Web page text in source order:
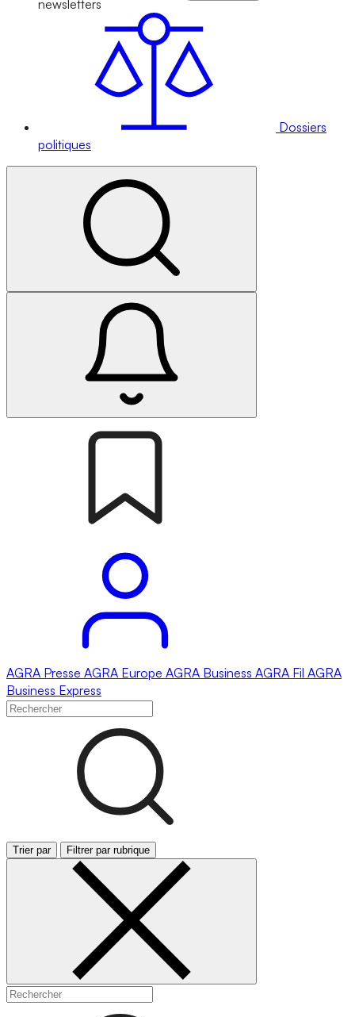
newsletters
Dossiers
politiques
AGRA Presse AGRA Europe AGRA Business AGRA Fil AGRA
Business Express
Trier par Filtrer par rubrique